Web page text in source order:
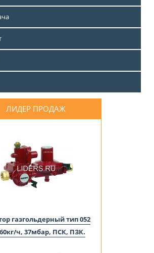
ЛИДЕР ПРОДАЖ
газгольдерный тип 052
ч, 37мбар, ПСК, ПЗК.